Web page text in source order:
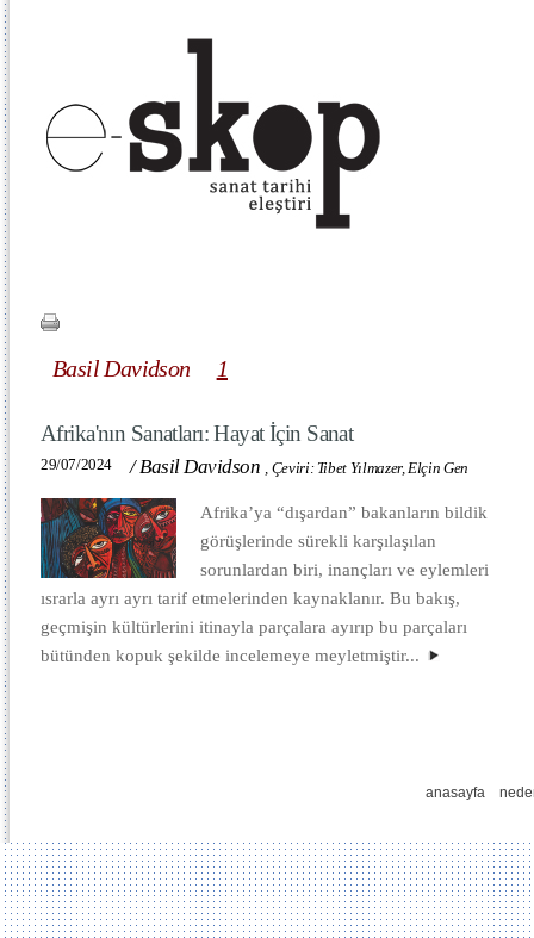
Basil Davidson 1
Afrika'nın Sanatları: Hayat İçin Sanat
29/07/2024 /Basil Davidson , Çeviri: Tibet Yılmazer, Elçin Gen
Afrika’ya “dışardan” bakanların bildik
görüşlerinde sürekli karşılaşılan
sorunlardan biri, inançları ve eylemleri
ısrarla ayrı ayrı tarif etmelerinden kaynaklanır. Bu bakış,
geçmişin kültürlerini itinayla parçalara ayırıp bu parçaları
bütünden kopuk şekilde incelemeye meyletmiştir...
anasayfa